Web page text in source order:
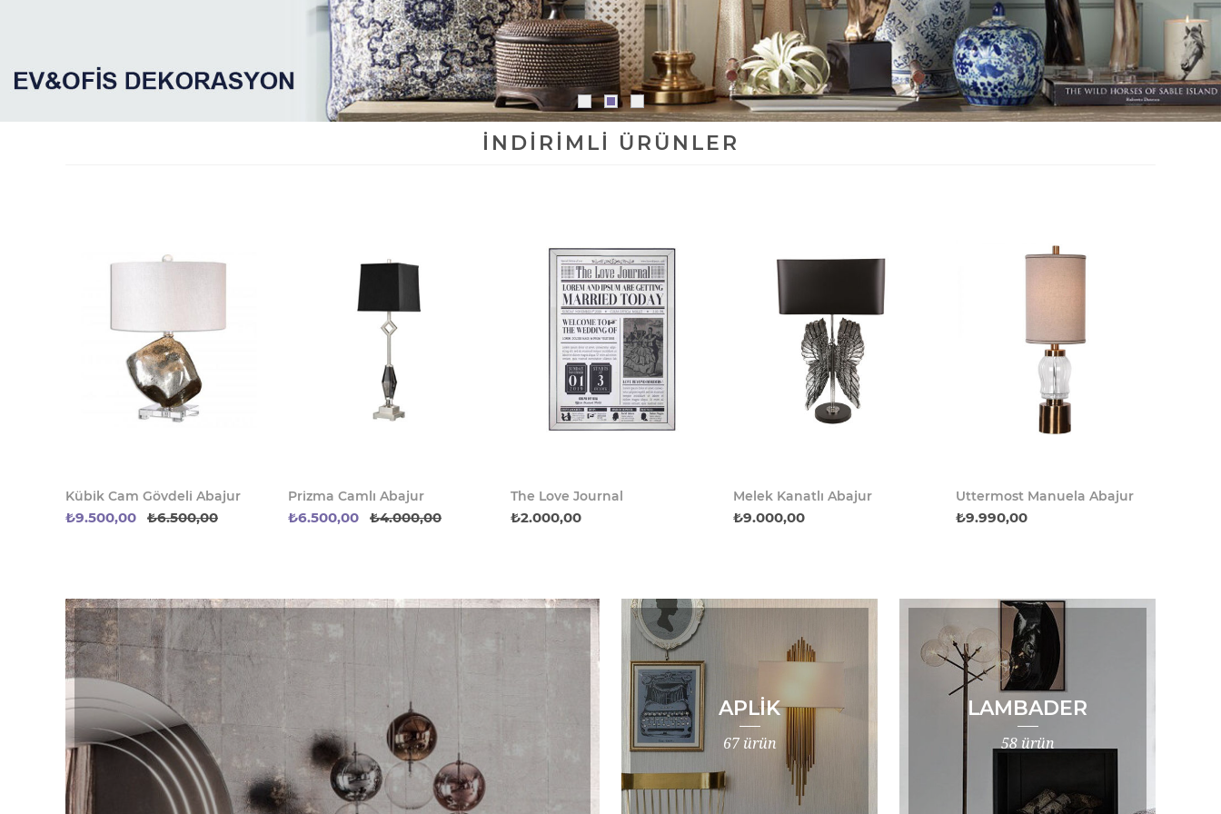
İNDIRIMLI ÜRÜNLER
Kübik Cam Gövdeli Abajur
₺9.500,00 ₺6.500,00
Prizma Camlı Abajur
₺6.500,00 ₺4.000,00
The Love Journal
₺2.000,00
Melek Kanatlı Abajur
₺9.000,00
Uttermost Manuela Abajur
₺9.990,00
APLIK
67 ürün
LAMBADER
58 ürün